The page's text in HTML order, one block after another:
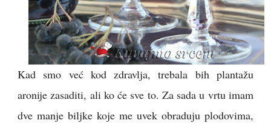
Kad smo već kod zdravlja, trebala bih plantažu
aronije zasaditi, ali ko će sve to. Za sada u vrtu imam
dve manje biljke koje me uvek obraduju plodovima,